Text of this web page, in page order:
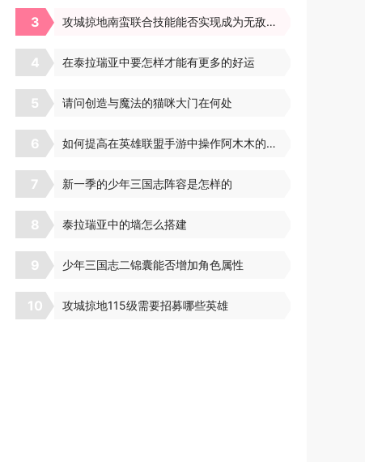
3 攻城掠地南蛮联合技能能否实现成为无敌战队
4 在泰拉瑞亚中要怎样才能有更多的好运
5 请问创造与魔法的猫咪大门在何处
6 如何提高在英雄联盟手游中操作阿木木的技巧
7 新一季的少年三国志阵容是怎样的
8 泰拉瑞亚中的墙怎么搭建
9 少年三国志二锦囊能否增加角色属性
10 攻城掠地115级需要招募哪些英雄